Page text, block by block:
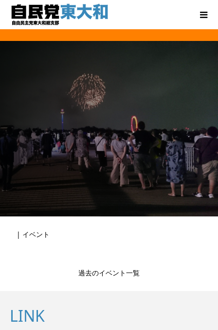
| イベント
過去のイベント一覧
LINK